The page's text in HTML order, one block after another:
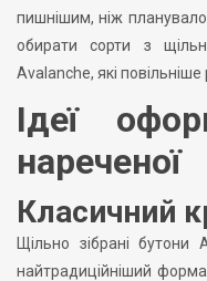
пишнішим, ніж
обирати сорти з
Avalanche, які
Ідеї
нареченої
Класичний
Щільно зібрані бутони
найтрадиційніший